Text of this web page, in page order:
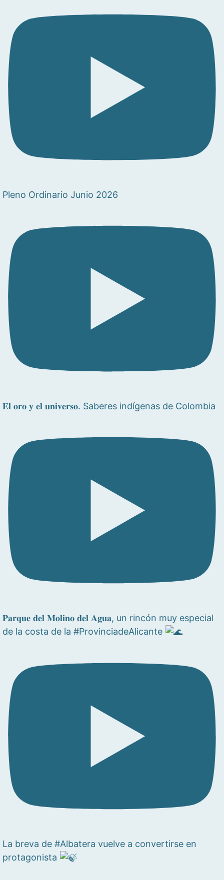
Pleno Ordinario Junio 2026
𝐄𝐥 𝐨𝐫𝐨 𝐲 𝐞𝐥 𝐮𝐧𝐢𝐯𝐞𝐫𝐬𝐨. Saberes indígenas de Colombia
𝐏𝐚𝐫𝐪𝐮𝐞 𝐝𝐞𝐥 𝐌𝐨𝐥𝐢𝐧𝐨 𝐝𝐞𝐥 𝐀𝐠𝐮𝐚, un rincón muy especial
de la costa de la #ProvinciadeAlicante
La breva de #Albatera vuelve a convertirse en
protagonista